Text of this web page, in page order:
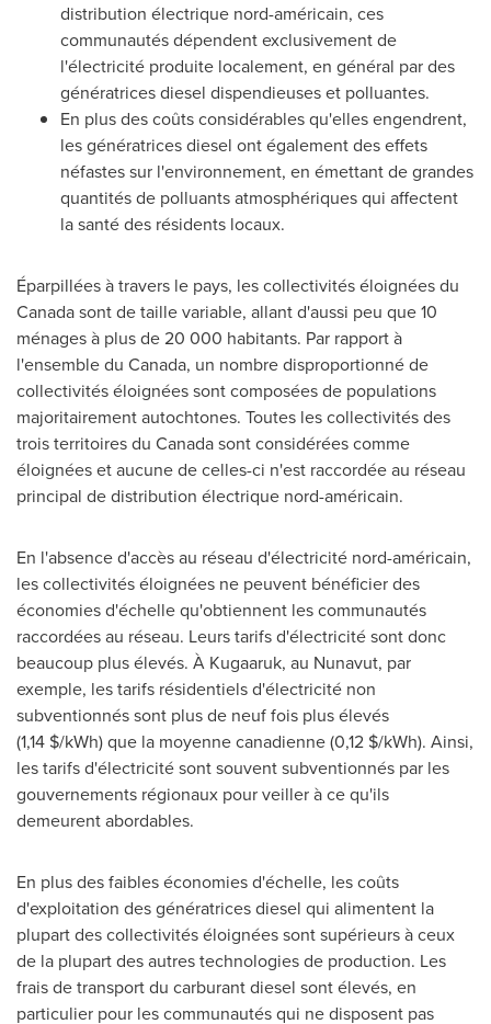
distribution électrique nord-américain, ces
communautés dépendent exclusivement de
l'électricité produite localement, en général par des
génératrices diesel dispendieuses et polluantes.
En plus des coûts considérables qu'elles engendrent,
les génératrices diesel ont également des effets
néfastes sur l'environnement, en émettant de grandes
quantités de polluants atmosphériques qui affectent
la santé des résidents locaux.
Éparpillées à travers le pays, les collectivités éloignées du
Canadasont de taille variable, allant d'aussi peu que 10
ménages à plus de 20 000 habitants. Par rapport à
l'ensemble du Canada, un nombre disproportionné de
collectivités éloignées sont composées de populations
majoritairement autochtones. Toutes les collectivités des
trois territoires du Canadasont considérées comme
éloignées et aucune de celles-ci n'est raccordée au réseau
principal de distribution électrique nord-américain.
En l'absence d'accès au réseau d'électricité nord-américain,
les collectivités éloignées ne peuvent bénéficier des
économies d'échelle qu'obtiennent les communautés
raccordées au réseau. Leurs tarifs d'électricité sont donc
beaucoup plus élevés. À Kugaaruk, au Nunavut, par
exemple, les tarifs résidentiels d'électricité non
subventionnés sont plus de neuf fois plus élevés
(1,14 $/kWh) que la moyenne canadienne (0,12 $/kWh). Ainsi,
les tarifs d'électricité sont souvent subventionnés par les
gouvernements régionaux pour veiller à ce qu'ils
demeurent abordables.
En plus des faibles économies d'échelle, les coûts
d'exploitation des génératrices diesel qui alimentent la
plupart des collectivités éloignées sont supérieurs à ceux
de la plupart des autres technologies de production. Les
frais de transport du carburant diesel sont élevés, en
particulier pour les communautés qui ne disposent pas